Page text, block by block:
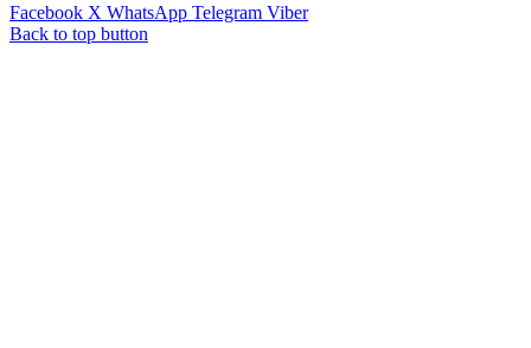
Facebook X WhatsApp Telegram Viber
Back to top button